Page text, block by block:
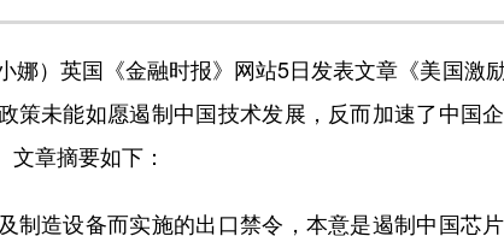
）英国《金融时报》网站5日发表文章《美国激励
策未能如愿遏制中国技术发展，反而加速了中国企
文章摘要如下：
造设备而实施的出口禁令，本意是遏制中国芯片